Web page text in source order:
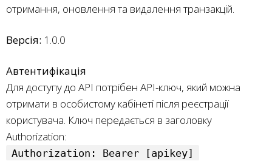
отримання, оновлення та видалення транзакцій.
Версія: 1.0.0
Автентифікація
Для доступу до API потрібен API-ключ, який можна
отримати в особистому кабінеті після реєстрації
користувача. Ключ передається в заголовку
Authorization:
Authorization: Bearer [apikey]